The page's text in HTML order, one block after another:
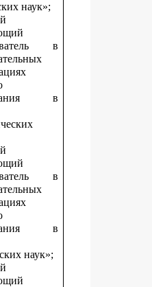
наук»;
в
в
в
в
наук»;